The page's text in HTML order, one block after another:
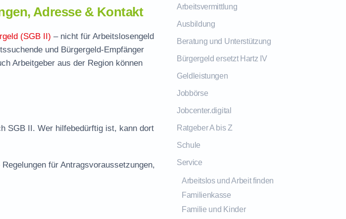
Adresse & Kontakt
(SGB II) – nicht für Arbeitslosengeld
und Bürgergeld-Empfänger
Arbeitgeber aus der Region können
SGB II. Wer hilfebedürftig ist, kann dort
Regelungen für Antragsvoraussetzungen,
Arbeitsvermittlung
Ausbildung
Beratung und Unterstützung
Bürgergeld ersetzt Hartz IV
Geldleistungen
Jobbörse
Jobcenter.digital
Ratgeber A bis Z
Schule
Service
Arbeitslos und Arbeit finden
Familienkasse
Familie und Kinder